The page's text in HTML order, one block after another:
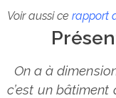
Voir aussi ce rapport
On a à
c’est un